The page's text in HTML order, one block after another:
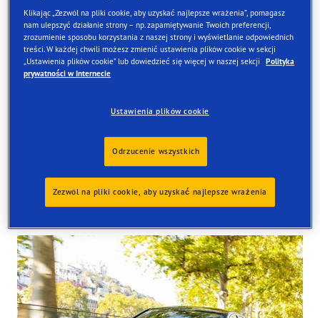
Znajdź opony
Tyres available at the store
Klikając „Zezwól na pliki cookie, aby uzyskać najlepsze wrażenia”, pomagasz
nam ulepszyć działanie strony – np. zapamiętywanie Twoich preferencji,
zrozumienie sposobu korzystania z naszej strony i wyświetlanie odpowiednich
treści. W każdej chwili możesz zmienić ustawienia plików cookie w sekcji
„Ustawienia plików cookie” lub dowiedzieć się więcej w naszej sekcji
Polityka
prywatności w Internecie
Ustawienia plików cookie
Odrzucenie wszystkich
Zezwól na pliki cookie, aby uzyskać najlepsze wrażenia